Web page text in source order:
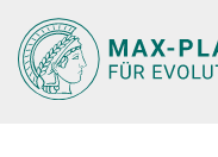
Hauptinhalt